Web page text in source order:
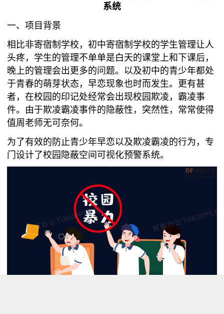
系统
一、项目背景
相比非寄宿制学校，初中寄宿制学校的学生管理让人
头疼，学生的管理不单单是白天的课堂上和下课后，
晚上的管理会出更多的问题。以及初中的青少年都处
于青春的萌芽状态，早恋现象也时而发生。更有甚
者，在校园的印记处经常会出现校园欺凌，霸凌事
件。由于欺凌霸凌事件的隐蔽性，突然性，常常使得
值周老师无可奈何。
为了有效的防止青少年早恋以及欺凌霸凌的行为，专
门设计了校园隐蔽空间可视化预警系统。